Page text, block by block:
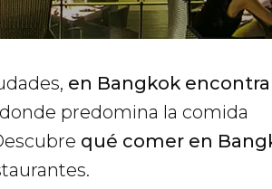
en Bangkok
donde predomina la comida
qué comer en